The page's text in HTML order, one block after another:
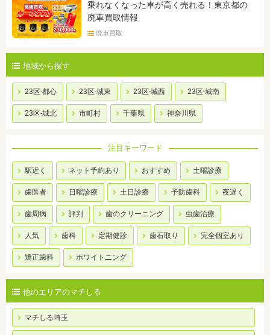
乗れなくなった車が高く売れる！東京都の
廃車買取情報
廃車買取
地域から探す
23区-都心 23区-城東 23区-城西 23区-城南
23区-城北 市町村 千葉県 神奈川県
注目キーワード
駅近く ネット予約あり おすすめ 土曜診療
歯医者 日曜診療 土日診療 予防歯科 夜遅く
歯周病 評判 歯のクリーニング 虫歯治療
人気 歯科 定期健診 歯石取り 完全個室あり
矯正歯科 ホワイトニング
他のエリアのマチしる
マチしる埼玉